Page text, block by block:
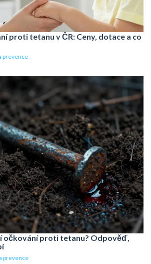
proti tetanu v ČR: Ceny, dotace a co
prevence
očkování proti tetanu? Odpověď,
prevence